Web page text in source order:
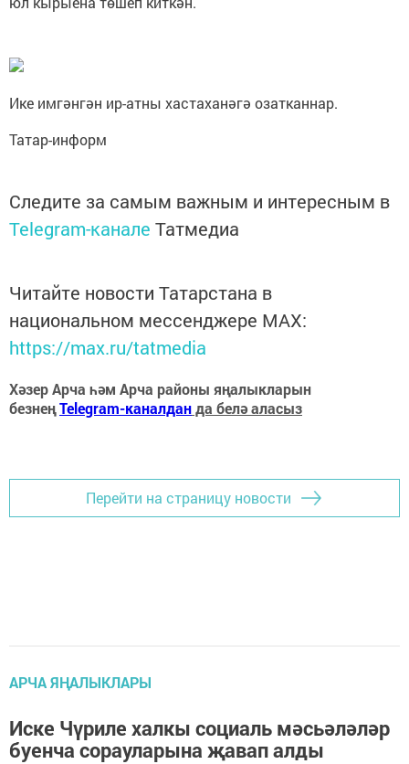
Ике имгәнгән ир-атны хастаханәгә озатканнар.
Татар-информ
Следите за самым важным и интересным в
Telegram-канале Татмедиа
Читайте новости Татарстана в
национальном мессенджере MАХ:
https://max.ru/tatmedia
Хәзер Арча һәм Арча районы яңалыкларын
безнеңTelegram-каналданда белә аласыз
Перейти на страницу новости
АРЧА ЯҢАЛЫКЛАРЫ
Иске Чүриле халкы социаль мәсьәләләр
буенча сорауларына җавап алды